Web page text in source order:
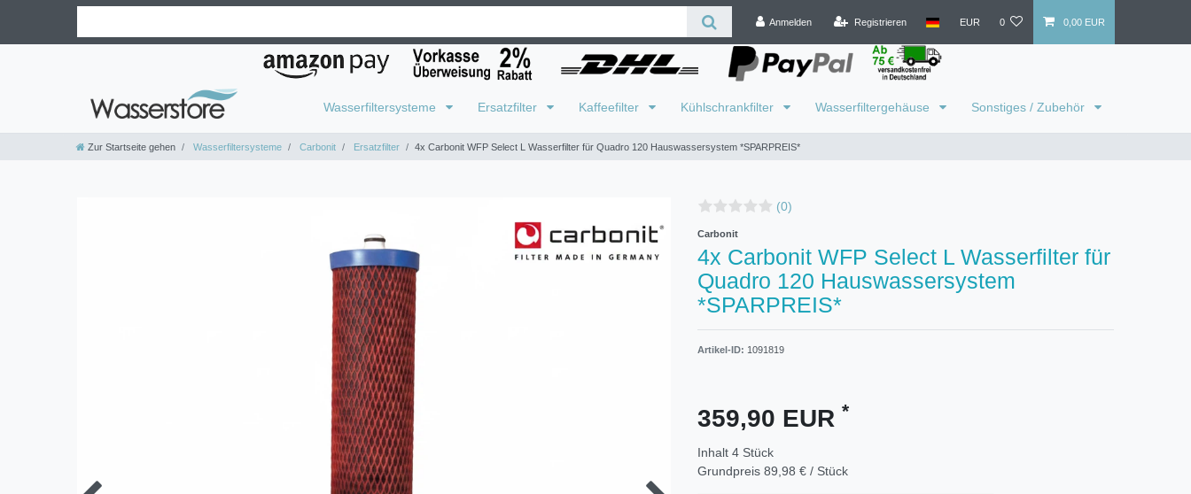
Anmelden Registrieren EUR 0 0,00 EUR
Wasserfiltersysteme Ersatzfilter Kaffeefilter Kühlschrankfilter Wasserfiltergehäuse Sonstiges / Zubehör
Zur Startseite gehen Wasserfiltersysteme Carbonit Ersatzfilter 4x Carbonit WFP Select L Wasserfilter für Quadro 120 Hauswassersystem *SPARPREIS*
(0)
Carbonit
4x Carbonit WFP Select L Wasserfilter für
Quadro 120 Hauswassersystem
*SPARPREIS*
Artikel-ID: 1091819
359,90 EUR *
Inhalt 4 Stück
Grundpreis 89,98 € / Stück